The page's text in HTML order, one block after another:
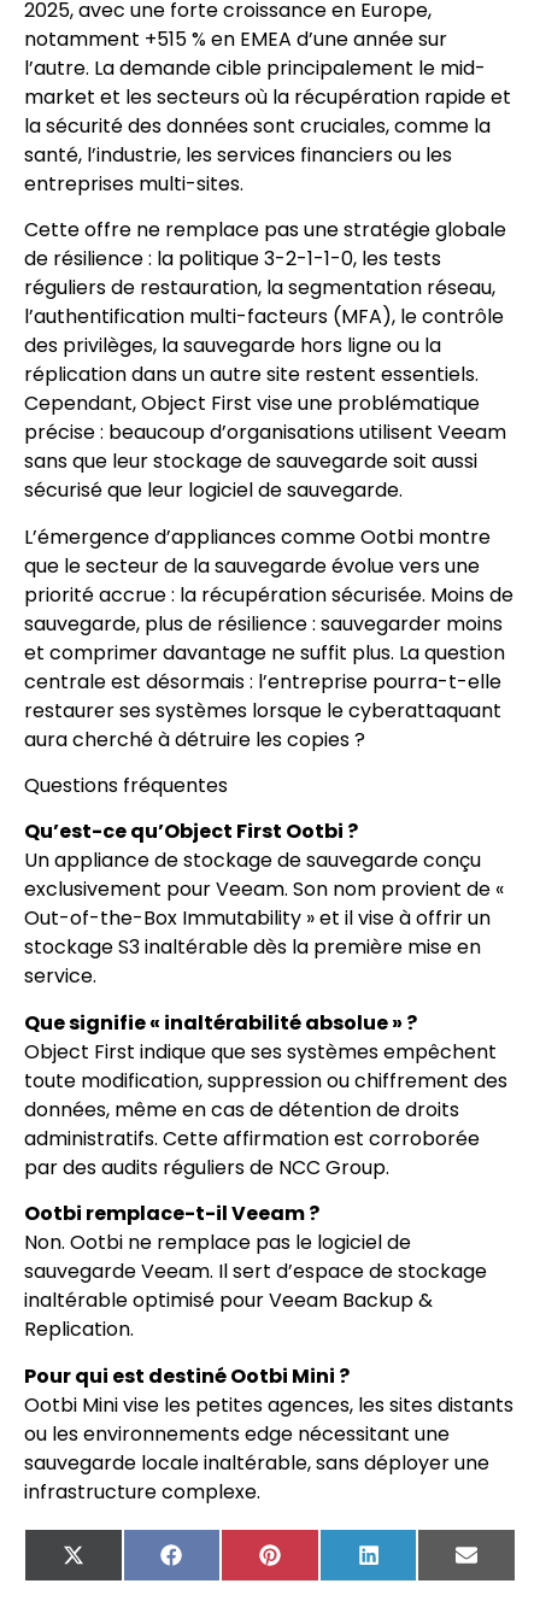
2025, avec une forte croissance en Europe,
notamment +515 % en EMEA d’une année sur
l’autre. La demande cible principalement le mid-
market et les secteurs où la récupération rapide et
la sécurité des données sont cruciales, comme la
santé, l’industrie, les services financiers ou les
entreprises multi-sites.
Cette offre ne remplace pas une stratégie globale
de résilience : la politique 3-2-1-1-0, les tests
réguliers de restauration, la segmentation réseau,
l’authentification multi-facteurs (MFA), le contrôle
des privilèges, la sauvegarde hors ligne ou la
réplication dans un autre site restent essentiels.
Cependant, Object First vise une problématique
précise : beaucoup d’organisations utilisent Veeam
sans que leur stockage de sauvegarde soit aussi
sécurisé que leur logiciel de sauvegarde.
L’émergence d’appliances comme Ootbi montre
que le secteur de la sauvegarde évolue vers une
priorité accrue : la récupération sécurisée. Moins de
sauvegarde, plus de résilience : sauvegarder moins
et comprimer davantage ne suffit plus. La question
centrale est désormais : l’entreprise pourra-t-elle
restaurer ses systèmes lorsque le cyberattaquant
aura cherché à détruire les copies ?
Questions fréquentes
Qu’est-ce qu’Object First Ootbi ?
Un appliance de stockage de sauvegarde conçu
exclusivement pour Veeam. Son nom provient de «
Out-of-the-Box Immutability » et il vise à offrir un
stockage S3 inaltérable dès la première mise en
service.
Que signifie « inaltérabilité absolue » ?
Object First indique que ses systèmes empêchent
toute modification, suppression ou chiffrement des
données, même en cas de détention de droits
administratifs. Cette affirmation est corroborée
par des audits réguliers de NCC Group.
Ootbi remplace-t-il Veeam ?
Non. Ootbi ne remplace pas le logiciel de
sauvegarde Veeam. Il sert d’espace de stockage
inaltérable optimisé pour Veeam Backup &
Replication.
Pour qui est destiné Ootbi Mini ?
Ootbi Mini vise les petites agences, les sites distants
ou les environnements edge nécessitant une
sauvegarde locale inaltérable, sans déployer une
infrastructure complexe.
X
(Twitter)
FacebookPinterest LinkedIn Email